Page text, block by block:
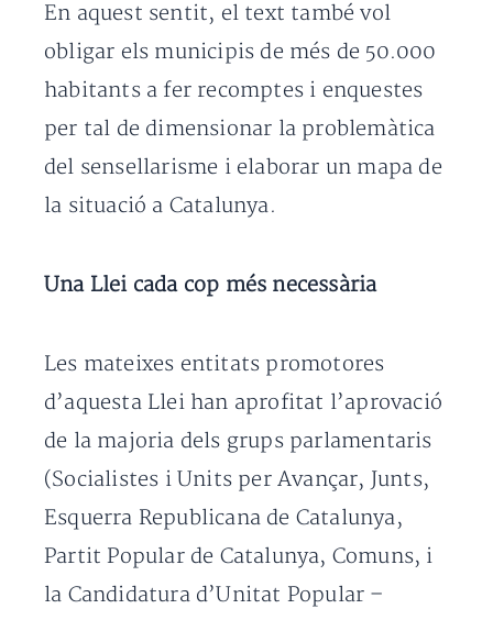
En aquest sentit, el text també vol
obligar els municipis de més de 50.000
habitants a fer recomptes i enquestes
per tal de dimensionar la problemàtica
del sensellarisme i elaborar un mapa de
la situació a Catalunya.
Una Llei cada cop més necessària
Les mateixes entitats promotores
d’aquesta Llei han aprofitat l’aprovació
de la majoria dels grups parlamentaris
(Socialistes i Units per Avançar, Junts,
Esquerra Republicana de Catalunya,
Partit Popular de Catalunya, Comuns, i
la Candidatura d’Unitat Popular –